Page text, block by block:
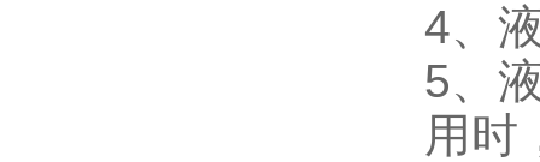
4、
5、
用时